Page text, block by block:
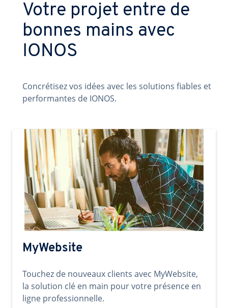
Votre projet entre de
bonnes mains avec
IONOS
Concrétisez vos idées avec les solutions fiables et
performantes de IONOS.
MyWebsite
Touchez de nouveaux clients avec MyWebsite,
la solution clé en main pour votre présence en
ligne professionnelle.